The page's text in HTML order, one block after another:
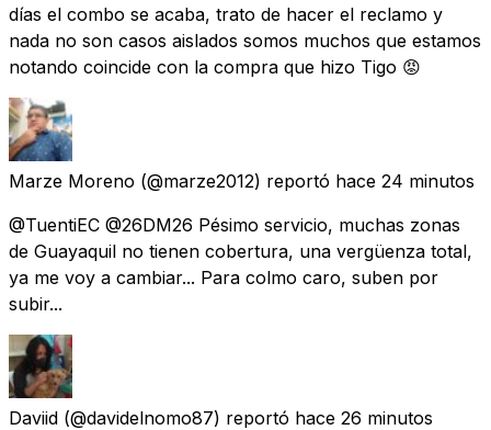
días el combo se acaba, trato de hacer el reclamo y
nada no son casos aislados somos muchos que estamos
notando coincide con la compra que hizo Tigo 😡
Marze Moreno (@marze2012) reportó hace 24 minutos
@TuentiEC @26DM26 Pésimo servicio, muchas zonas
de Guayaquil no tienen cobertura, una vergüenza total,
ya me voy a cambiar... Para colmo caro, suben por
subir...
Daviid (@davidelnomo87) reportó hace 26 minutos